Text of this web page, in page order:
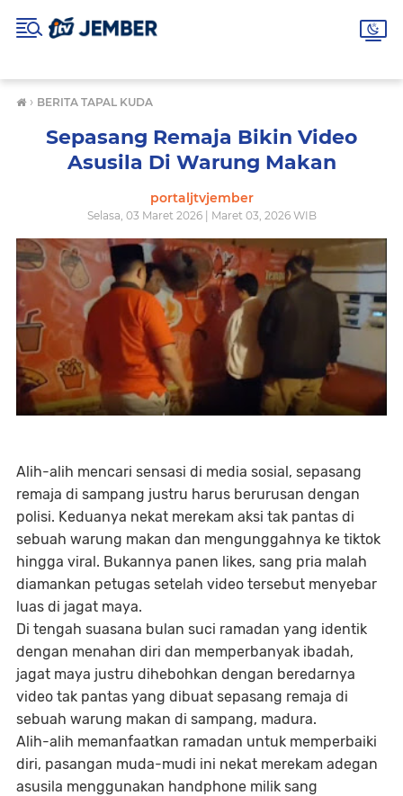
› BERITA TAPAL KUDA
Sepasang Remaja Bikin Video
Asusila Di Warung Makan
portaljtvjember
Selasa, 03 Maret 2026 | Maret 03, 2026 WIB
Alih-alih mencari sensasi di media sosial, sepasang
remaja di sampang justru harus berurusan dengan
polisi. Keduanya nekat merekam aksi tak pantas di
sebuah warung makan dan mengunggahnya ke tiktok
hingga viral. Bukannya panen likes, sang pria malah
diamankan petugas setelah video tersebut menyebar
luas di jagat maya.
Di tengah suasana bulan suci ramadan yang identik
dengan menahan diri dan memperbanyak ibadah,
jagat maya justru dihebohkan dengan beredarnya
video tak pantas yang dibuat sepasang remaja di
sebuah warung makan di sampang, madura.
Alih-alih memanfaatkan ramadan untuk memperbaiki
diri, pasangan muda-mudi ini nekat merekam adegan
asusila menggunakan handphone milik sang